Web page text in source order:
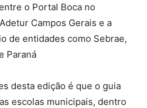
o Portal Boca no
Campos Gerais e a
de entidades como Sebrae,
Paraná
desta edição é que o guia
escolas municipais, dentro